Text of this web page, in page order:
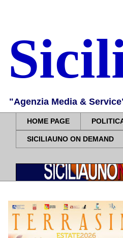
"Agenzia Media &
HOME PAGE
SICILIAUNO ON DEMAND